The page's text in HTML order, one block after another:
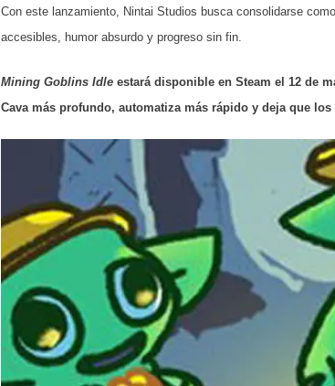
Con este lanzamiento, Nintai Studios busca consolidarse
accesibles, humor absurdo y progreso sin fin.
Mining Goblins Idle estará disponible en Steam el 12 de
Cava más profundo, automatiza más rápido y deja que